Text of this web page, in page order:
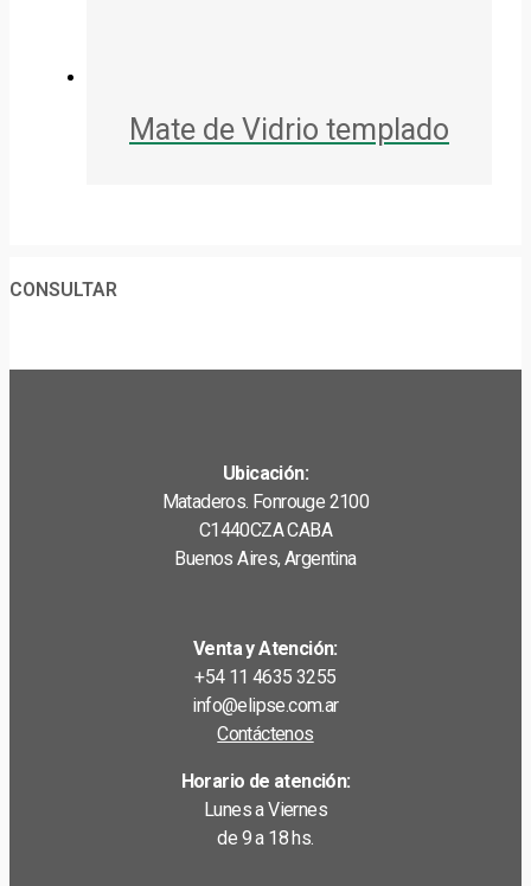
Mate de Vidrio templado
CONSULTAR
Ubicación:
Mataderos. Fonrouge 2100
C1440CZA CABA
Buenos Aires, Argentina
Venta y Atención:
+54 11 4635 3255
info@elipse.com.ar
Contáctenos
Horario de atención:
Lunes a Viernes
de 9 a 18 hs.